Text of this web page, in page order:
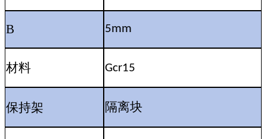
B 5mm
材料 Gcr15
保持架 隔离块